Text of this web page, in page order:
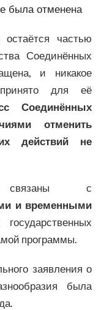
была отменена
частью
Соединённых
и никакое
для её
Соединённых
отменить
действий не
связаны с
и временными
программы.
заявления о
была